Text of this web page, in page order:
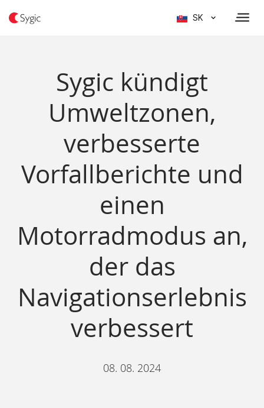
SK
Sygic kündigt
Umweltzonen,
verbesserte
Vorfallberichte und
einen
Motorradmodus an,
der das
Navigationserlebnis
verbessert
08. 08. 2024